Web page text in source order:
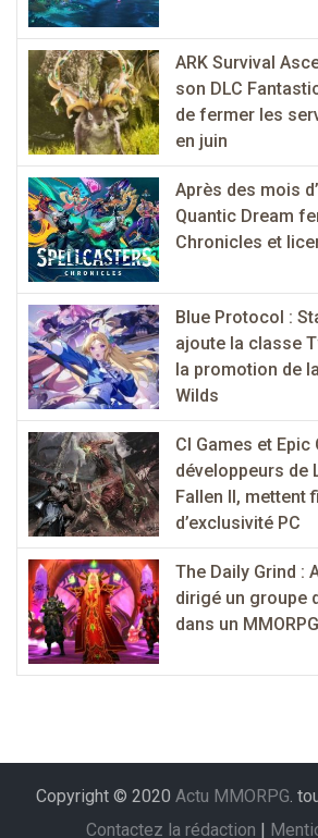
ARK Survival
son DLC
de fermer les
en juin
Après des mois
Quantic Dream
Chronicles et
Blue Protocol :
ajoute la classe
la promotion de
Wilds
CI Games et Epic
développeurs de
Fallen II, mettent
d’exclusivité PC
The Daily Grind :
dirigé un groupe
dans un
Copyright © 2020 Actu MMORPG.
Contactez la rédaction |